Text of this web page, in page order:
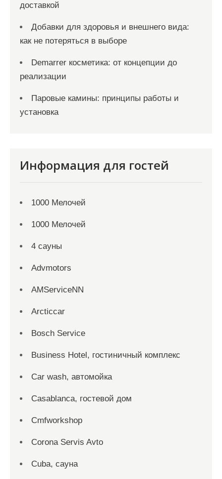
доставкой
Добавки для здоровья и внешнего вида:
как не потеряться в выборе
Demarrer косметика: от концепции до
реализации
Паровые камины: принципы работы и
установка
Информация для гостей
1000 Мелочей
1000 Мелочей
4 сауны
Advmotors
AMServiceNN
Arcticcar
Bosch Service
Business Hotel, гостиничный комплекс
Car wash, автомойка
Casablanca, гостевой дом
Cmfworkshop
Corona Servis Avto
Cuba, сауна